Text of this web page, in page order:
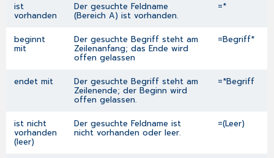
ist
vorhanden
Der gesuchte Feldname
(Bereich A) ist vorhanden.
=*
beginnt
mit
Der gesuchte Begriff steht am
Zeilenanfang; das Ende wird
offen gelassen
=Begriff*
endet mit Der gesuchte Begriff steht am
Zeilenende; der Beginn wird
offen gelassen.
=*Begriff
ist nicht
vorhanden
(leer)
Der gesuchte Feldname ist
nicht vorhanden oder leer.
=(Leer)